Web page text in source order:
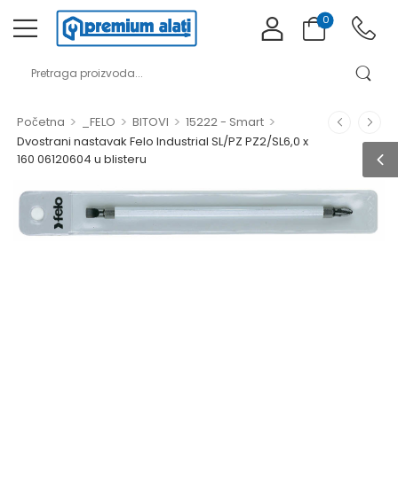
0
Početna > _FELO > BITOVI > 15222 - Smart >
Dvostrani nastavak Felo Industrial SL/PZ PZ2/SL6,0 x
160 06120604 u blisteru